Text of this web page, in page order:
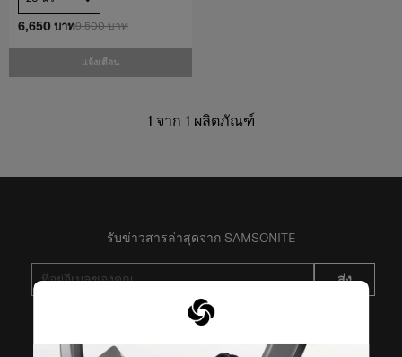
9,500 บาท
6,650 บาท
แจ้งเตือน
1 จาก 1 ผลิตภัณฑ์
รับข่าวสารล่าสุดจาก SAMSONITE
ส่ง
VISIT OUR OTHER BRANDS